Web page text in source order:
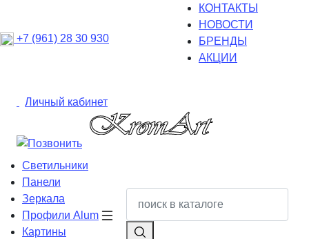
+7 (961) 28 30 930
КОНТАКТЫ
НОВОСТИ
БРЕНДЫ
АКЦИИ
Личный кабинет
Светильники
Панели
Зеркала
Профили Alum
Картины